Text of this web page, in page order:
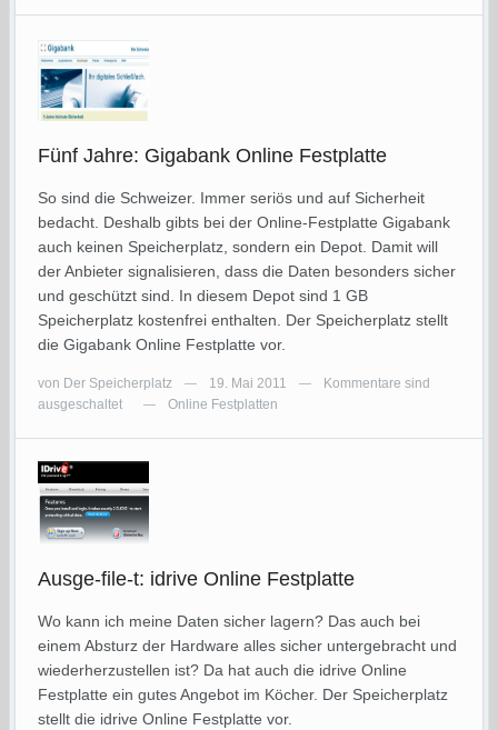
Fünf Jahre: Gigabank Online Festplatte
So sind die Schweizer. Immer seriös und auf Sicherheit
bedacht. Deshalb gibts bei der Online-Festplatte Gigabank
auch keinen Speicherplatz, sondern ein Depot. Damit will
der Anbieter signalisieren, dass die Daten besonders sicher
und geschützt sind. In diesem Depot sind 1 GB
Speicherplatz kostenfrei enthalten. Der Speicherplatz stellt
die Gigabank Online Festplatte vor.
von Der Speicherplatz — 19. Mai 2011 —
Kommentare sind
ausgeschaltet
— Online Festplatten
Ausge-file-t: idrive Online Festplatte
Wo kann ich meine Daten sicher lagern? Das auch bei
einem Absturz der Hardware alles sicher untergebracht und
wiederherzustellen ist? Da hat auch die idrive Online
Festplatte ein gutes Angebot im Köcher. Der Speicherplatz
stellt die idrive Online Festplatte vor.